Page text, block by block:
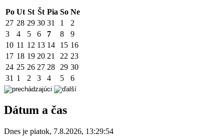
Po Ut St Št Pia So Ne
27 28 29 30 31 1
2
3
4 5 6 7 8
9
10 11 12 13 14 15 16
17 18 19 20 21 22 23
24 25 26 27 28 29 30
31 1 2 3 4 5 6
Dátum a čas
Dnes je piatok, 7.8.2026, 13:29:54